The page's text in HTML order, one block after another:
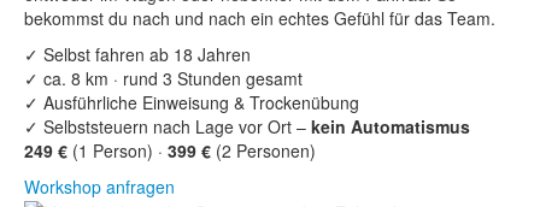
bekommst du nach und nach ein echtes Gefühl für das Team.
✓ Selbst fahren ab 18 Jahren
✓ ca. 8 km · rund 3 Stunden gesamt
✓ Ausführliche Einweisung & Trockenübung
✓ Selbststeuern nach Lage vor Ort – kein Automatismus
249 € (1 Person) · 399 € (2 Personen)
Workshop anfragen